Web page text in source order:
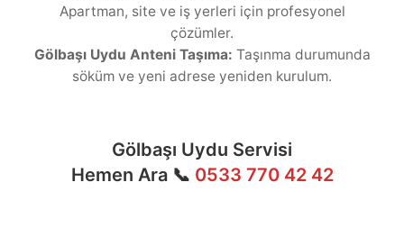
Apartman, site ve iş yerleri için profesyonel
çözümler.
Gölbaşı Uydu Anteni Taşıma: Taşınma durumunda
söküm ve yeni adrese yeniden kurulum.
Gölbaşı Uydu Servisi
Hemen Ara 📞 0533 770 42 42